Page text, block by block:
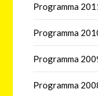
Programma
Programma
Programma
Programma